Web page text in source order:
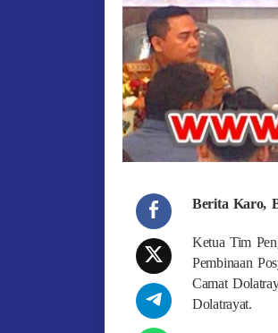
Berita Karo,
Ketua Tim
Pembinaan
Camat
Dolatrayat.